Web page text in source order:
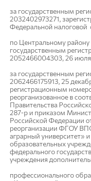
за государственным
2032402973271,
Федеральной
по Центральному району
государственным
2052466004303, 26
за государственным
2062466175913, 25
регистрационным
реорганизованное в
Правительства
287-р и приказом
Российской Федерации
реорганизации ФГОУ
аграрный университет»
образовательных
федерального
учреждения
профессионального